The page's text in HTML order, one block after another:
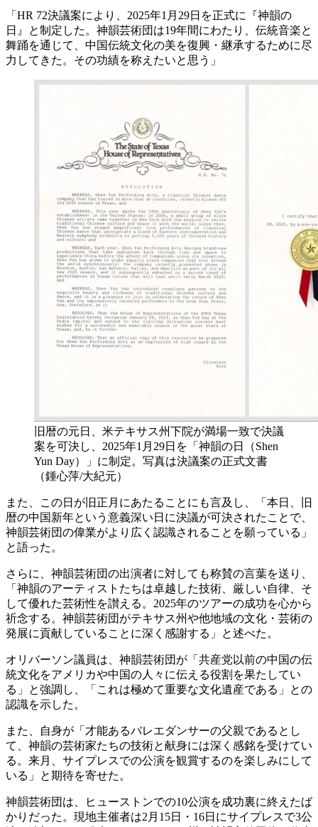
「HR 72決議案により、2025年1月29日を正式に『神韻の
日』と制定した。神韻芸術団は19年間にわたり、伝統音楽と
舞踊を通じて、中国伝統文化の美を復興・継承するために尽
力してきた。その功績を称えたいと思う」
旧暦の元日、米テキサス州下院が満場一致で決議
案を可決し、2025年1月29日を「神韻の日（Shen
Yun Day）」に制定。写真は決議案の正式文書
（鍾心萍/大紀元）
また、この日が旧正月にあたることにも言及し、「本日、旧
暦の中国新年という意義深い日に決議が可決されたことで、
神韻芸術団の偉業がより広く認識されることを願っている」
と語った。
さらに、神韻芸術団の出演者に対しても称賛の言葉を送り、
「神韻のアーティストたちは卓越した技術、厳しい自律、そ
して優れた芸術性を讃える。2025年のツアーの成功を心から
祈念する。神韻芸術団がテキサス州や他地域の文化・芸術の
発展に貢献していることに深く感謝する」と述べた。
オリバーソン議員は、神韻芸術団が「共産党以前の中国の伝
統文化をアメリカや中国の人々に伝える役割を果たしてい
る」と強調し、「これは極めて重要な文化遺産である」との
認識を示した。
また、自身が「才能あるバレエダンサーの父親であるとし
て、神韻の芸術家たちの技術と献身には深く感銘を受けてい
る。来月、サイプレスでの公演を観賞するのを楽しみにして
いる」と期待を寄せた。
神韻芸術団は、ヒューストンでの10公演を成功裏に終えたば
かりだった。現地主催者は2月15日・16日にサイプレスで3公